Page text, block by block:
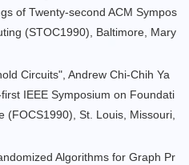
of Twenty-second ACM Sympos
(STOC1990), Baltimore, Mary
Circuits", Andrew Chi-Chih Ya
IEEE Symposium on Foundati
(FOCS1990), St. Louis, Missouri,
Algorithms for Graph Pr